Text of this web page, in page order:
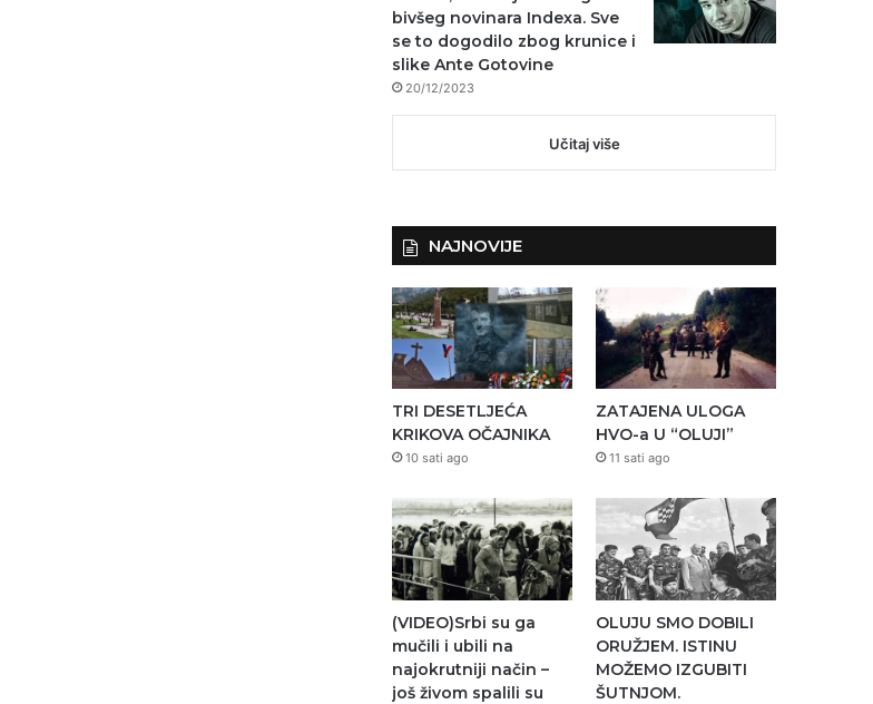
bivšeg novinara Indexa. Sve
se to dogodilo zbog krunice i
slike Ante Gotovine
20/12/2023
Učitaj više
NAJNOVIJE
TRI DESETLJEĆA
KRIKOVA OČAJNIKA
10 sati ago
ZATAJENA ULOGA
HVO-a U “OLUJI”
11 sati ago
(VIDEO)Srbi su ga
mučili i ubili na
najokrutniji način –
još živom spalili su
OLUJU SMO DOBILI
ORUŽJEM. ISTINU
MOŽEMO IZGUBITI
ŠUTNJOM.